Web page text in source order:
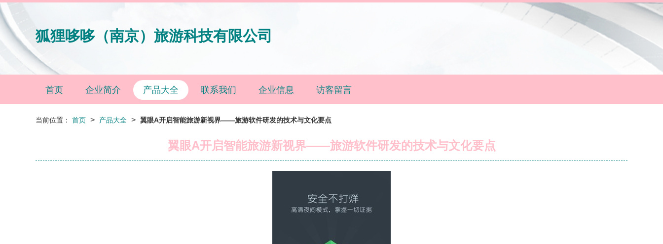
狐狸哆哆（南京）旅游科技有限公司
首页 企业简介 产品大全 联系我们 企业信息 访客留言
当前位置： 首页 > 产品大全 > 翼眼A开启智能旅游新视界——旅游软件研发的技术与文化要点
翼眼A开启智能旅游新视界——旅游软件研发的技术与文化要点